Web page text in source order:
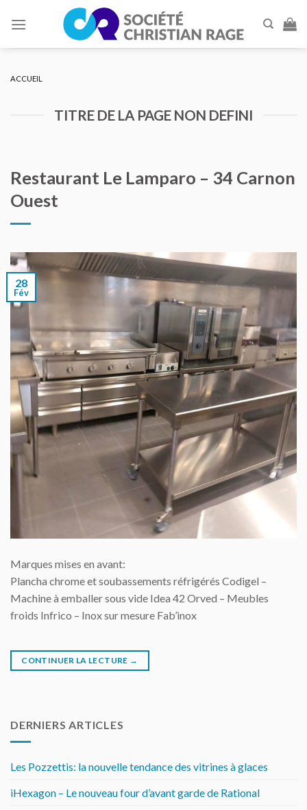
ACCUEIL
TITRE DE LA PAGE NON DEFINI
Restaurant Le Lamparo – 34 Carnon
Ouest
28
Fév
Marques mises en avant:
Plancha chrome et soubassements réfrigérés Codigel –
Machine à emballer sous vide Idea 42 Orved – Meubles
froids Infrico – Inox sur mesure Fab’inox
CONTINUER LA LECTURE →
DERNIERS ARTICLES
Les Pozzettis: la nouvelle tendance des vitrines à glaces
iHexagon – Le nouveau four d’avant garde de Rational